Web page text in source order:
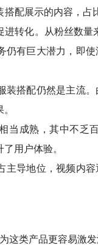
搭配展示的内容，占
转化。从粉丝数量
仍有巨大潜力，即
装搭配仍然是主流
当成熟，其中不乏
用户体验。
主导地位，视频内
这类产品更容易激发